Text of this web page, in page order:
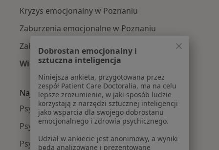
Kryzys emocjonalny w Poznaniu
Zaburzenia emocjonalne w Poznaniu
Zaburzenia nastroju w Poznaniu
Więcej (15)
Więcej w kategorii: Najczęście leczone
Najpopularniejsze ubezpieczenia
Psycholodzy z Allianz w Poznaniu
Psycholodzy z PZU Zdrowie w Poznaniu
Psycholodzy z Enel-med w Poznaniu
Dobrostan emocjonalny i
sztuczna inteligencja
Niniejsza ankieta, przygotowana przez
zespół Patient Care Doctoralia, ma na celu
lepsze zrozumienie, w jaki sposób ludzie
korzystają z narzędzi sztucznej inteligencji
jako wsparcia dla swojego dobrostanu
emocjonalnego i zdrowia psychicznego.
Udział w ankiecie jest anonimowy, a wyniki
będą analizowane i prezentowane